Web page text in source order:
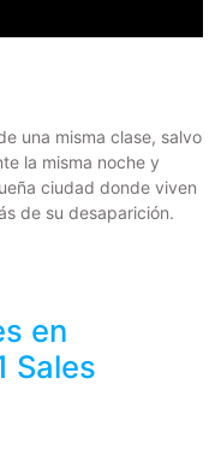
una misma clase, salvo
la misma noche y
ciudad donde viven
de su desaparición.
en
Sales